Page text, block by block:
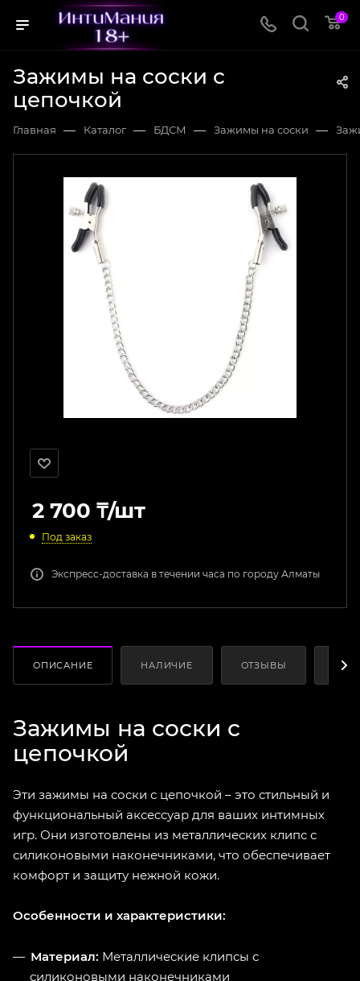
0
Зажимы на соски с
цепочкой
Главная — Каталог — БДСМ — Зажимы на соски —
2 700 ₸/шт
Под заказ
Экспресс-доставка в течении часа по городу Алматы
ОПИСАНИЕ НАЛИЧИЕ ОТЗЫВЫ
Зажимы на соски с
цепочкой
Эти зажимы на соски с цепочкой – это стильный и
функциональный аксессуар для ваших интимных
игр. Они изготовлены из металлических клипс с
силиконовыми наконечниками, что обеспечивает
комфорт и защиту нежной кожи.
Особенности и характеристики:
Материал: Металлические клипсы с
силиконовыми наконечниками